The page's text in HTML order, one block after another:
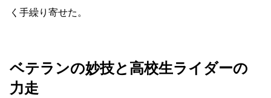
く手繰り寄せた。
ベテランの妙技と高校生ライダーの
力走